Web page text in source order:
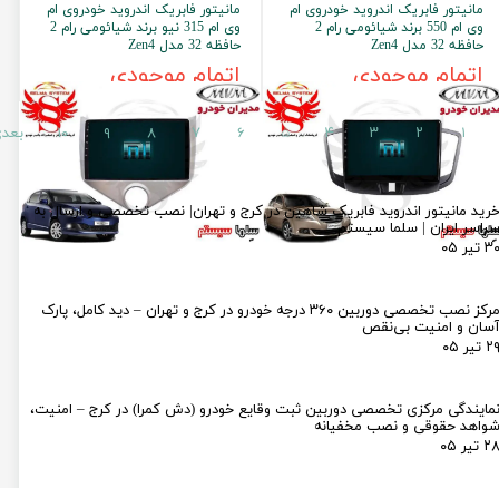
مانیتور فابریک اندروید خودروی ام
وی ام 550 برند شیائومی رام 2
حافظه 32 مدل Zen4
اتمام موجودی
مانیتور فابریک اندروید خودروی ام
وی ام 315 نیو برند شیائومی رام 2
حافظه 32 مدل Zen4
اتمام موجودی
۱ ۲ ۳ ۴ ۵ ۶ ۷ ۸ ۹ ۱۰
خرید مانیتور اندروید فابریک شاهین در کرج و تهران| نصب تخصصی و ارسال به
سراسر ایران | سلما سیستم
۳۰ تیر ۰۵
مرکز نصب تخصصی دوربین ۳۶۰ درجه خودرو در کرج و تهران – دید کامل، پارک
آسان و امنیت بی‌نقص
۲۹ تیر ۰۵
نمایندگی مرکزی تخصصی دوربین ثبت وقایع خودرو (دش کمرا) در کرج – امنیت،
شواهد حقوقی و نصب مخفیانه
۲۸ تیر ۰۵